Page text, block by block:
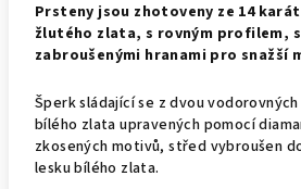
Prsteny jsou zhotoveny ze 14
žlutého zlata, s rovným profilem,
zabroušenými hranami pro snažší
Šperk sládající se z dvou
bílého zlata upravených pomocí
zkosených motivů, střed vybroušen
lesku bílého zlata.